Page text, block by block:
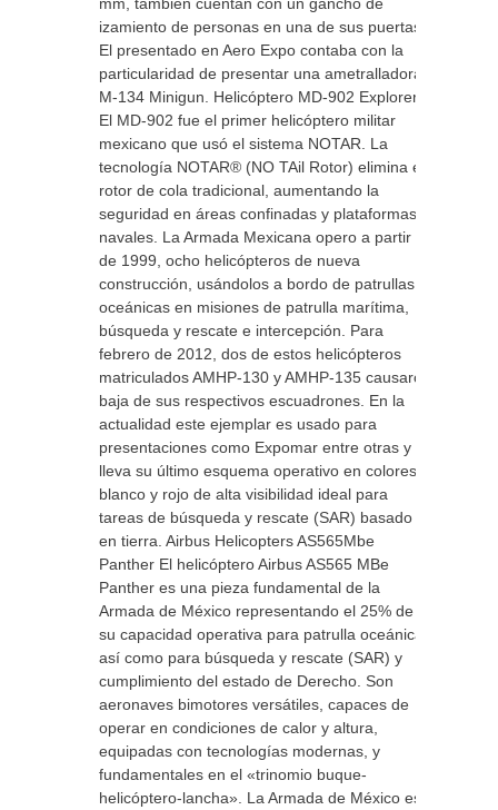
izamiento de personas en una de sus puertas.
El presentado en Aero Expo contaba con la
particularidad de presentar una ametralladora
M-134 Minigun. Helicóptero MD-902 Explorer
El MD-902 fue el primer helicóptero militar
mexicano que usó el sistema NOTAR. La
tecnología NOTAR® (NO TAil Rotor) elimina el
rotor de cola tradicional, aumentando la
seguridad en áreas confinadas y plataformas
navales. La Armada Mexicana opero a partir
de 1999, ocho helicópteros de nueva
construcción, usándolos a bordo de patrullas
oceánicas en misiones de patrulla marítima,
búsqueda y rescate e intercepción. Para
febrero de 2012, dos de estos helicópteros
matriculados AMHP-130 y AMHP-135 causaron
baja de sus respectivos escuadrones. En la
actualidad este ejemplar es usado para
presentaciones como Expomar entre otras y
lleva su último esquema operativo en colores
blanco y rojo de alta visibilidad ideal para
tareas de búsqueda y rescate (SAR) basado
en tierra. Airbus Helicopters AS565Mbe
Panther El helicóptero Airbus AS565 MBe
Panther es una pieza fundamental de la
Armada de México representando el 25% de
su capacidad operativa para patrulla oceánica,
así como para búsqueda y rescate (SAR) y
cumplimiento del estado de Derecho. Son
aeronaves bimotores versátiles, capaces de
operar en condiciones de calor y altura,
equipadas con tecnologías modernas, y
fundamentales en el «trinomio buque-
helicóptero-lancha». La Armada de México es